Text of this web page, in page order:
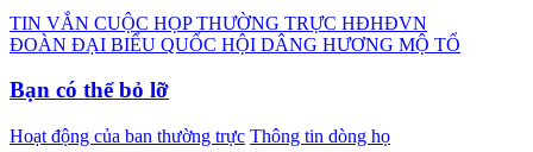
Điều
hướng
bài
viết
TIN VẮN CUỘC HỌP THƯỜNG TRỰC HĐHĐVN
ĐOÀN ĐẠI BIỂU QUỐC HỘI DÂNG HƯƠNG MỘ TỔ
Bạn có thể bỏ lỡ
Hoạt động của ban thường trực Thông tin dòng họ